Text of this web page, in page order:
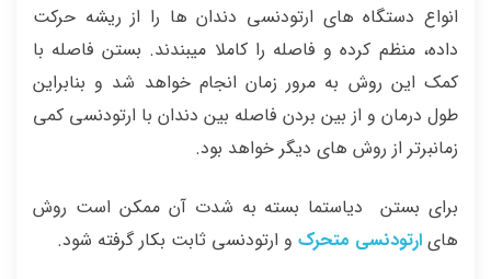
انواع دستگاه های ارتودنسی دندان ها را از ریشه حرکت
داده، منظم کرده و فاصله را کاملا میبندند. بستن فاصله با
کمک این روش به مرور زمان انجام خواهد شد و بنابراین
طول درمان و از بین بردن فاصله بین دندان با ارتودنسی کمی
زمانبرتر از روش های دیگر خواهد بود.
برای بستن دیاستما بسته به شدت آن ممکن است روش
های ارتودنسی متحرک و ارتودنسی ثابت بکار گرفته شود.